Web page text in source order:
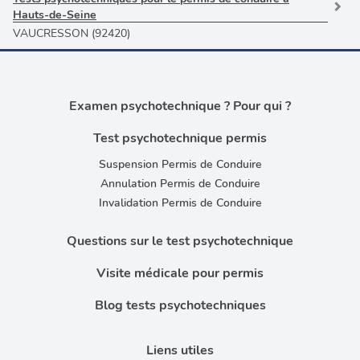
Hauts-de-Seine
VAUCRESSON (92420)
Liens utiles
Examen psychotechnique ? Pour qui ?
Test psychotechnique permis
Suspension Permis de Conduire
Annulation Permis de Conduire
Invalidation Permis de Conduire
Questions sur le test psychotechnique
Visite médicale pour permis
Blog tests psychotechniques